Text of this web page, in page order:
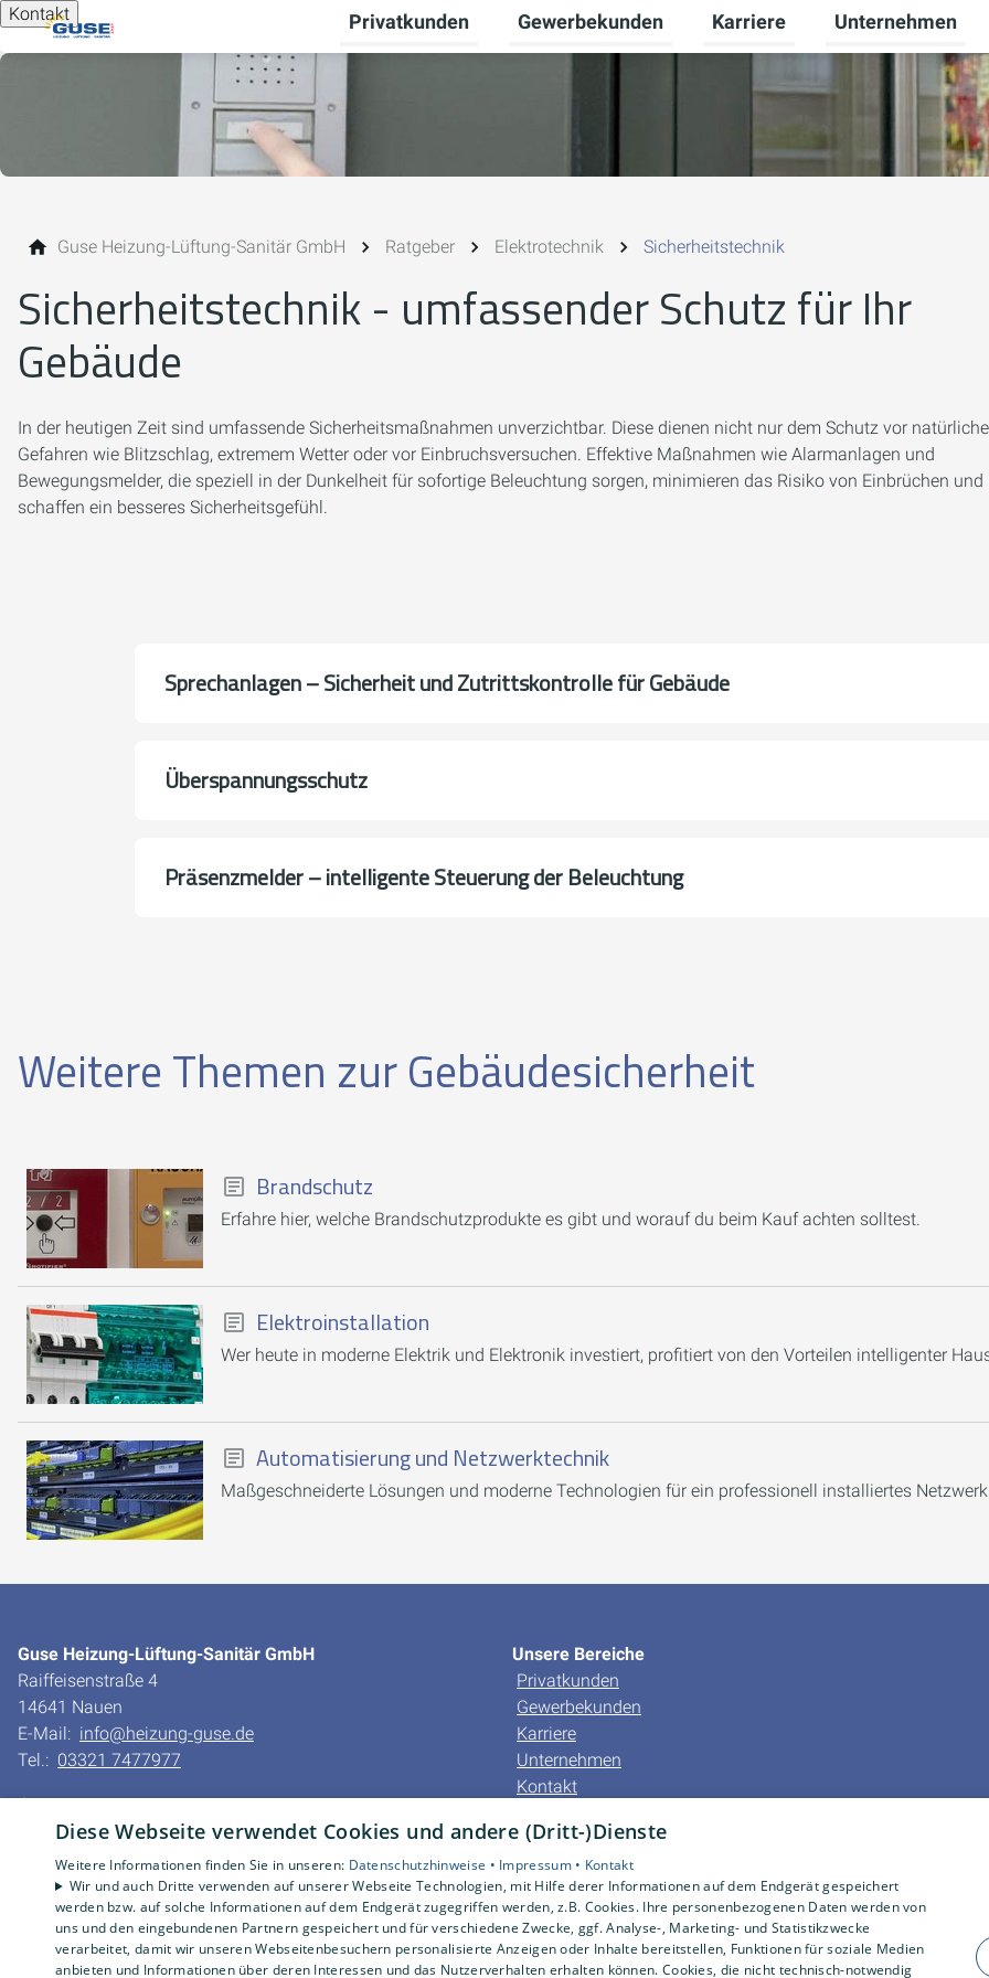
Kontakt Privatkunden
Untermenü für Privatkunden umschalten
Gewerbekunden
Untermenü für Gewerbekunden
Karriere
Untermenü für
Unternehmen
Guse Heizung-Lüftung-Sanitär GmbH Ratgeber Elektrotechnik Sicherheitstechnik
Sicherheitstechnik - umfassender Schutz für Ihr
Gebäude
In der heutigen Zeit sind umfassende Sicherheitsmaßnahmen unverzichtbar. Diese dienen nicht nur dem Schutz vor
Gefahren wie Blitzschlag, extremem Wetter oder vor Einbruchsversuchen. Effektive Maßnahmen wie Alarmanlagen und
Bewegungsmelder, die speziell in der Dunkelheit für sofortige Beleuchtung sorgen, minimieren das Risiko von Einbrüchen und
schaffen ein besseres Sicherheitsgefühl.
Sprechanlagen – Sicherheit und Zutrittskontrolle für Gebäude
Überspannungsschutz
Präsenzmelder – intelligente Steuerung der Beleuchtung
Weitere Themen zur Gebäudesicherheit
Brandschutz
Erfahre hier, welche Brandschutzprodukte es gibt und worauf du beim Kauf achten solltest.
Elektroinstallation
Wer heute in moderne Elektrik und Elektronik investiert, profitiert von den Vorteilen intelligenter
Automatisierung und Netzwerktechnik
Maßgeschneiderte Lösungen und moderne Technologien für ein professionell installiertes
Guse Heizung-Lüftung-Sanitär GmbH
Raiffeisenstraße 4
14641 Nauen
E-Mail: info@heizung-guse.de
Tel.: 03321 7477977
Impressum
Datenschutzerklärung
AGB
Barrierefreiheitserklärung
Unsere Bereiche
Privatkunden
Gewerbekunden
Karriere
Unternehmen
Kontakt
Diese Webseite verwendet Cookies und andere (Dritt-)Dienste
Weitere Informationen finden Sie in unseren: Datenschutzhinweise • Impressum • Kontakt
Wir und auch Dritte verwenden auf unserer Webseite Technologien, mit Hilfe derer Informationen auf dem Endgerät gespeichert
werden bzw. auf solche Informationen auf dem Endgerät zugegriffen werden, z.B. Cookies. Ihre personenbezogenen Daten werden von
uns und den eingebundenen Partnern gespeichert und für verschiedene Zwecke, ggf. Analyse-, Marketing- und Statistikzwecke
verarbeitet, damit wir unseren Webseitenbesuchern personalisierte Anzeigen oder Inhalte bereitstellen, Funktionen für soziale Medien
anbieten und Informationen über deren Interessen und das Nutzerverhalten erhalten können. Cookies, die nicht technisch-notwendig